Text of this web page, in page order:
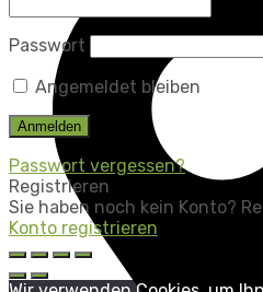
Passwort
Angemeldet bleiben
Passwort vergessen?
Registrieren
Sie haben noch kein Konto?
Konto registrieren